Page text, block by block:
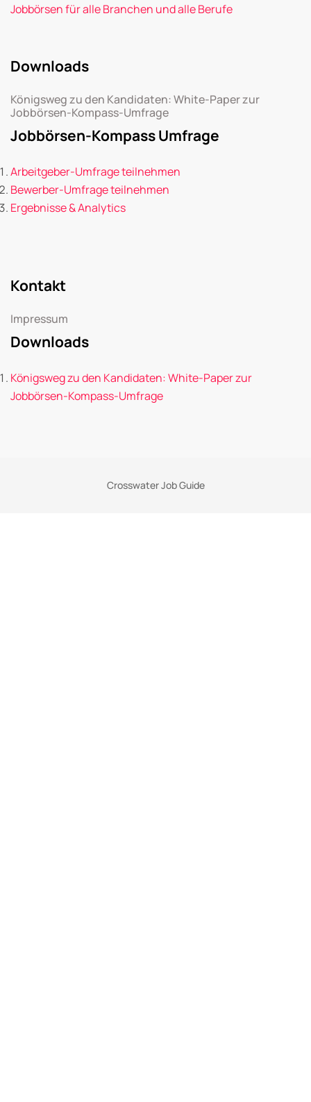
Jobbörsen für alle Branchen und alle Berufe
Downloads
Königsweg zu den Kandidaten: White-Paper zur
Jobbörsen-Kompass-Umfrage
Jobbörsen-Kompass Umfrage
Arbeitgeber-Umfrage teilnehmen
Bewerber-Umfrage teilnehmen
Ergebnisse & Analytics
Kontakt
Impressum
Downloads
Königsweg zu den Kandidaten: White-Paper zur
Jobbörsen-Kompass-Umfrage
Crosswater Job Guide